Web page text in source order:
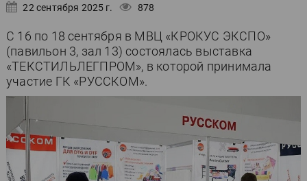
22 сентября 2025 г. 878
С 16 по 18 сентября в МВЦ «КРОКУС ЭКСПО»
(павильон 3, зал 13) состоялась выставка
«ТЕКСТИЛЬЛЕГПРОМ», в которой принимала
участие ГК «РУССКОМ».